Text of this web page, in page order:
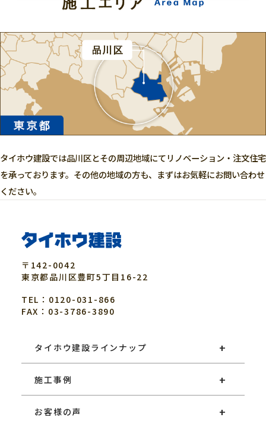
タイホウ建設では品川区とその周辺地域にてリノベーション・注文住宅
を承っております。その他の地域の方も、まずはお気軽にお問い合わせ
ください。
〒142-0042
東京都 品川区豊町5丁目16-22
TEL：0120-031-866
FAX：03-3786-3890
タイホウ建設ラインナップ
施工事例
お客様の声